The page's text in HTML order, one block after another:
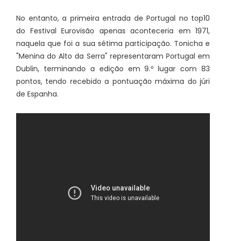
No entanto, a primeira entrada de Portugal no top10
do Festival Eurovisão apenas aconteceria em 1971,
naquela que foi a sua sétima participação. Tonicha e
"Menina do Alto da Serra" representaram Portugal em
Dublin, terminando a edição em 9.º lugar com 83
pontos, tendo recebido a pontuação máxima do júri
de Espanha.